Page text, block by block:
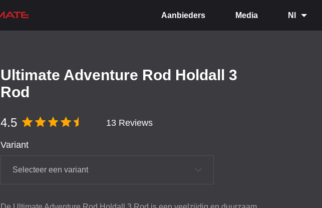
Aanbieders Media Nl
Ultimate Adventure Rod Holdall 3
Rod
4.5 13 Reviews
Variant
Selecteer een variant